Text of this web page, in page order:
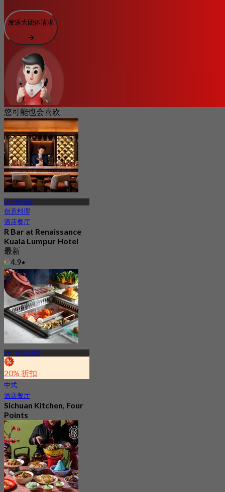
发送大团体请求
您可能也会喜欢
LRT丹旺宜站
创意料理
酒店餐厅
R Bar at Renaissance
Kuala Lumpur Hotel
最新
4.9
起RM 54
MRT安邦公园站
20% 折扣
中式
酒店餐厅
Sichuan Kitchen, Four
Points
3.4
126 已预订
起RM 79